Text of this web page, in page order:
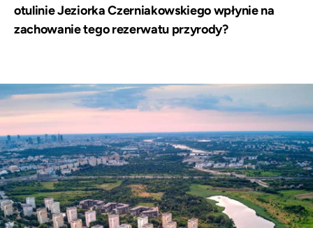
otulinie Jeziorka Czerniakowskiego wpłynie na
zachowanie tego rezerwatu przyrody?